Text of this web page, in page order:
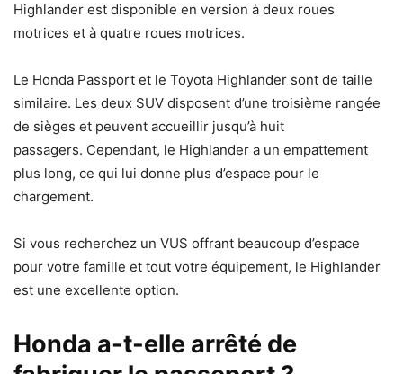
Highlander est disponible en version à deux roues
motrices et à quatre roues motrices.
Le Honda Passport et le Toyota Highlander sont de taille
similaire. Les deux SUV disposent d’une troisième rangée
de sièges et peuvent accueillir jusqu’à huit
passagers. Cependant, le Highlander a un empattement
plus long, ce qui lui donne plus d’espace pour le
chargement.
Si vous recherchez un VUS offrant beaucoup d’espace
pour votre famille et tout votre équipement, le Highlander
est une excellente option.
Honda a-t-elle arrêté de